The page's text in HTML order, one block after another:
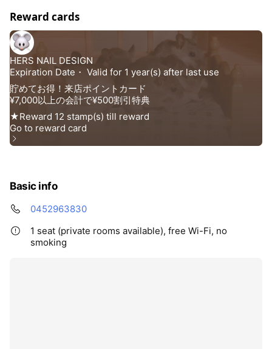
Reward cards
Basic info
0452963830
1 seat (private rooms available), free Wi-Fi, no
smoking